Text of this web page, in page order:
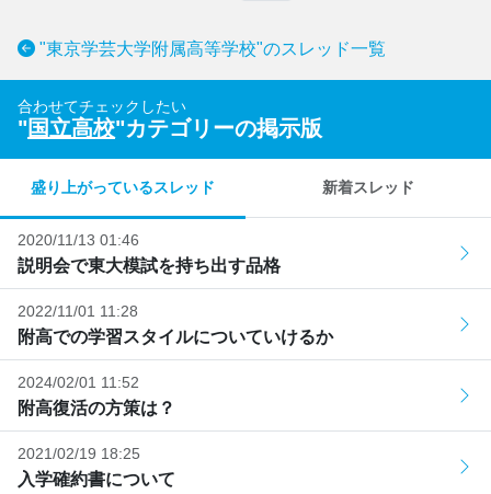
"東京学芸大学附属高等学校"のスレッド一覧
合わせてチェックしたい
"国立高校"カテゴリーの掲示版
盛り上がっているスレッド 新着スレッド
2020/11/13 01:46
説明会で東大模試を持ち出す品格
2022/11/01 11:28
附高での学習スタイルについていけるか
2024/02/01 11:52
附高復活の方策は？
2021/02/19 18:25
入学確約書について